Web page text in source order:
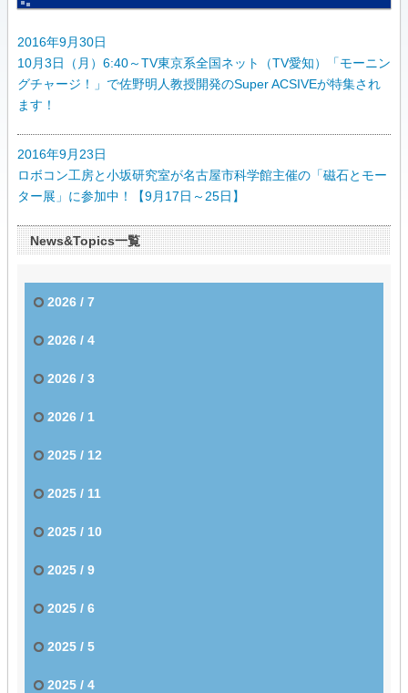
2016年9月30日
10月3日（月）6:40～TV東京系全国ネット（TV愛知）「モーニン
グチャージ！」で佐野明人教授開発のSuper ACSIVEが特集され
ます！
2016年9月23日
ロボコン工房と小坂研究室が名古屋市科学館主催の「磁石とモー
ター展」に参加中！【9月17日～25日】
News&Topics一覧
2026 / 7
2026 / 4
2026 / 3
2026 / 1
2025 / 12
2025 / 11
2025 / 10
2025 / 9
2025 / 6
2025 / 5
2025 / 4